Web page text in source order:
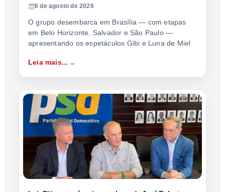
6 de agosto de 2026
O grupo desembarca em Brasília — com etapas
em Belo Horizonte, Salvador e São Paulo —
apresentando os espetáculos Gibi e Luna de Miel
Leia mais...